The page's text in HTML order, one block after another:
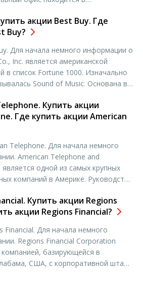
мира: гипермаркеты,
центры. Главная стратегия
акции Best Buy. Где
Buy?
Для начала немного информации о
Inc. является американской
в список Fоrtune 1000. Изначально
Sоund оf Music. Основана в
офис в городе Ричфилд, штате
один офис компании находится в
Купить акции
Где купить акции Аmеriсаn
Теlерhоnе. Для начала немного
Аmеriсаn Теlерhоnе аnd
одной из самых крупных
компаний в Америке. Руководство
совета директоров и главного
Рэндалл Стивенсон. Была
связь в […]
Купить акции Regions
акции Regions Financial?
Financial. Для начала немного
Regions Financial Corporation
базирующейся в
США, с корпоративной штаб-